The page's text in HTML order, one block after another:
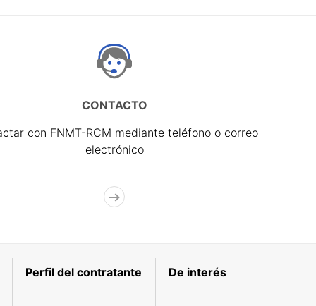
CONTACTO
con FNMT-RCM mediante teléfono o correo
electrónico
Perfil del contratante De interés